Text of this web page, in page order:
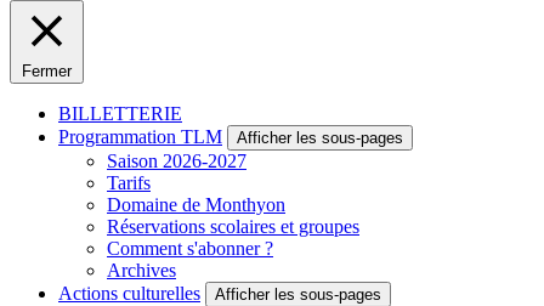
Fermer
BILLETTERIE
Programmation TLM
Afficher les sous-pages
Saison 2026-2027
Tarifs
Domaine de Monthyon
Réservations scolaires et groupes
Comment s'abonner ?
Archives
Actions culturelles
Afficher les sous-pages